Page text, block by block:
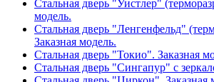
Стальная дверь "Уистлер"
модель.
Стальная дверь "Ленгенфельд"
Заказная модель.
Стальная дверь "Токио". Заказная
Стальная дверь "Сингапур" с